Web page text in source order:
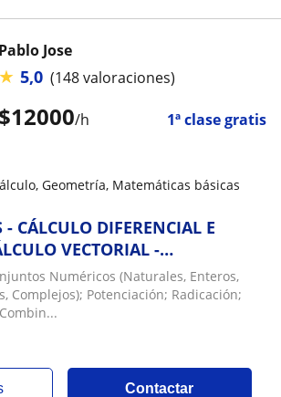
$12000/h 1ª clase gratis
Pablo Jose
★ 5,0 (148 valoraciones)
Geometría, Matemáticas básicas
CÁLCULO DIFERENCIAL E
VECTORIAL -
Numéricos (Naturales, Enteros,
Complejos); Potenciación; Radicación;
Contactar